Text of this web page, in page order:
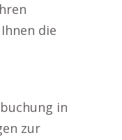
die
in
zur